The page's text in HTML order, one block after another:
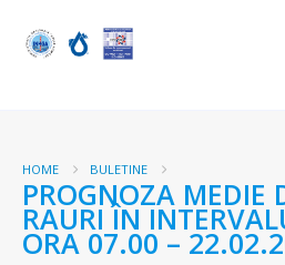
HOME BULETINE
PROGNOZA MEDIE
RAURI ÎN
ORA 07.00 –